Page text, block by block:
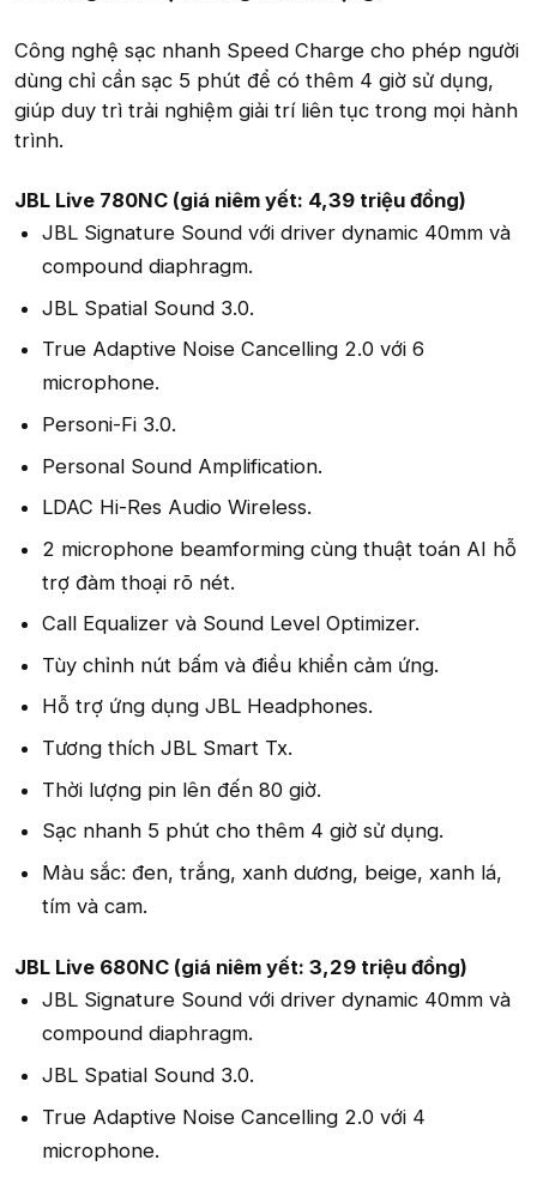
Công nghệ sạc nhanh Speed Charge cho phép người
dùng chỉ cần sạc 5 phút để có thêm 4 giờ sử dụng,
giúp duy trì trải nghiệm giải trí liên tục trong mọi hành
trình.
JBL Live 780NC (giá niêm yết: 4,39 triệu đồng)
JBL Signature Sound với driver dynamic 40mm và
compound diaphragm.
JBL Spatial Sound 3.0.
True Adaptive Noise Cancelling 2.0 với 6
microphone.
Personi-Fi 3.0.
Personal Sound Amplification.
LDAC Hi-Res Audio Wireless.
2 microphone beamforming cùng thuật toán AI hỗ
trợ đàm thoại rõ nét.
Call Equalizer và Sound Level Optimizer.
Tùy chỉnh nút bấm và điều khiển cảm ứng.
Hỗ trợ ứng dụng JBL Headphones.
Tương thích JBL Smart Tx.
Thời lượng pin lên đến 80 giờ.
Sạc nhanh 5 phút cho thêm 4 giờ sử dụng.
Màu sắc: đen, trắng, xanh dương, beige, xanh lá,
tím và cam.
JBL Live 680NC (giá niêm yết: 3,29 triệu đồng)
JBL Signature Sound với driver dynamic 40mm và
compound diaphragm.
JBL Spatial Sound 3.0.
True Adaptive Noise Cancelling 2.0 với 4
microphone.